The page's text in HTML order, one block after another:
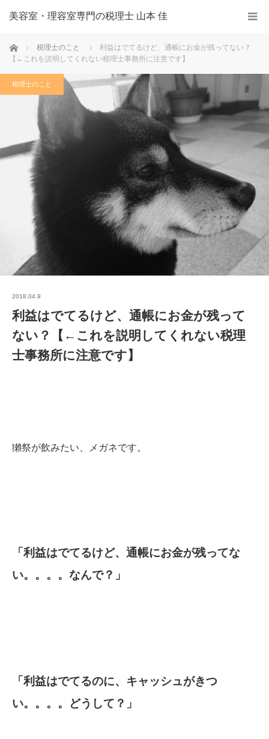
美容室・理容室専門の税理士 山本 佳
ホーム 税理士のこと
利益はでてるけど、通帳にお金が残ってない？
【←これを説明してくれない税理士事務所に注意です】
税理士のこと
2018.04.9
利益はでてるけど、通帳にお金が残って
ない？【←これを説明してくれない税理
士事務所に注意です】
獺祭が飲みたい、メガネです。
「利益はでてるけど、通帳にお金が残ってな
い。。。。なんで？」
「利益はでてるのに、キャッシュがきつ
い。。。。どうして？」